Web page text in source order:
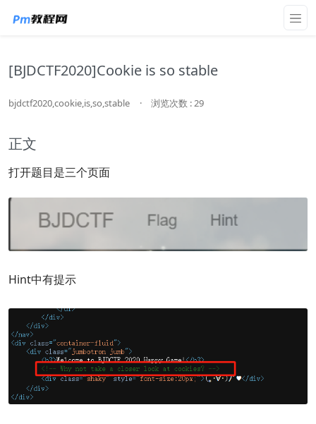
[BJDCTF2020]Cookie is so stable
bjdctf2020,cookie,is,so,stable · 浏览次数 : 29
正文
打开题目是三个页面
Hint中有提示